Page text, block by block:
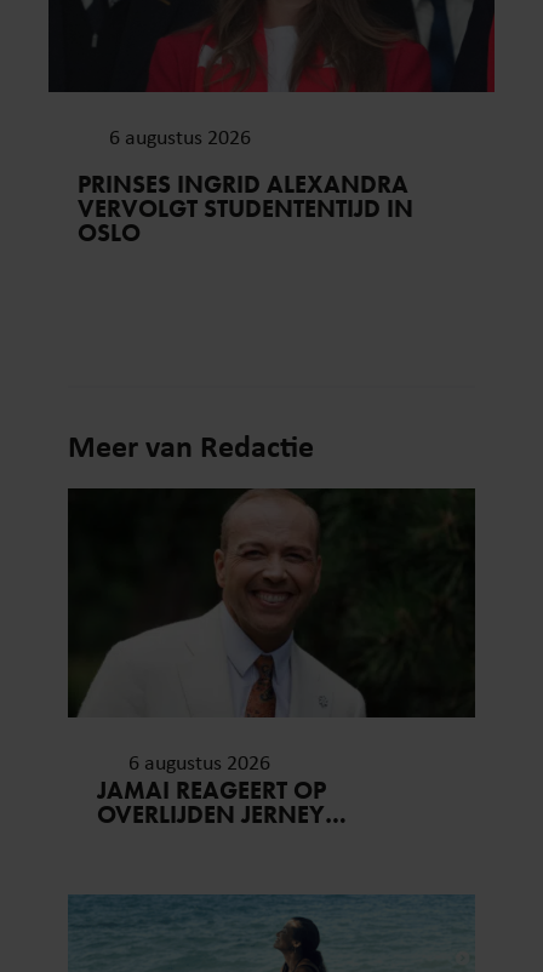
6 augustus 2026
PRINSES INGRID ALEXANDRA
VERVOLGT STUDENTENTIJD IN
OSLO
Meer van Redactie
6 augustus 2026
JAMAI REAGEERT OP
OVERLIJDEN JERNEY
VERGETEN’